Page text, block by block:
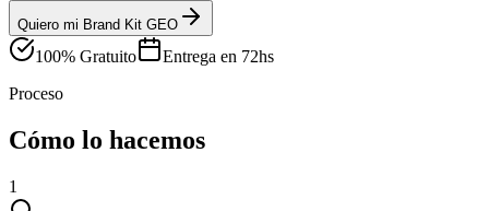
Quiero mi Brand Kit GEO
100% Gratuito
Entrega en 72hs
Proceso
Cómo lo hacemos
1